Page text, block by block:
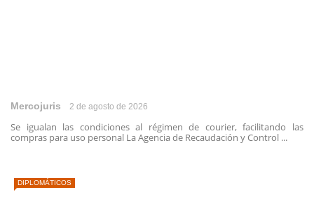
Mercojuris 2 de agosto de 2026
Se igualan las condiciones al régimen de courier, facilitando las
compras para uso personal La Agencia de Recaudación y Control ...
DIPLOMÁTICOS